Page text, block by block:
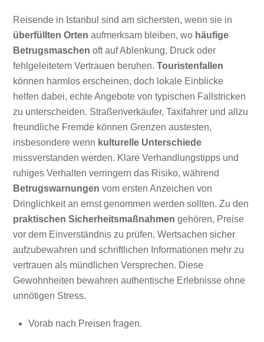
Reisende in Istanbul sind am sichersten, wenn sie in
überfüllten Orten aufmerksam bleiben, wo häufige
Betrugsmaschen oft auf Ablenkung, Druck oder
fehlgeleitetem Vertrauen beruhen.Touristenfallen
können harmlos erscheinen, doch lokale Einblicke
helfen dabei, echte Angebote von typischen Fallstricken
zu unterscheiden. Straßenverkäufer, Taxifahrer und allzu
freundliche Fremde können Grenzen austesten,
insbesondere wenn kulturelle Unterschiede
missverstanden werden. Klare Verhandlungstipps und
ruhiges Verhalten verringern das Risiko, während
Betrugswarnungen vom ersten Anzeichen von
Dringlichkeit an ernst genommen werden sollten. Zu den
praktischen Sicherheitsmaßnahmen gehören, Preise
vor dem Einverständnis zu prüfen, Wertsachen sicher
aufzubewahren und schriftlichen Informationen mehr zu
vertrauen als mündlichen Versprechen. Diese
Gewohnheiten bewahren authentische Erlebnisse ohne
unnötigen Stress.
Vorab nach Preisen fragen.